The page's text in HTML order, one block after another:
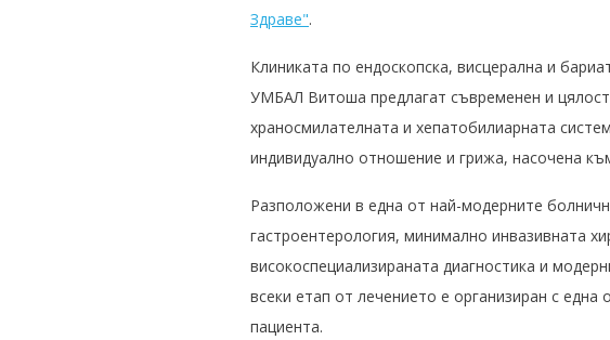
Здраве".
Клиниката по ендоскопска, висцерална и
УМБАЛ Витоша предлагат съвременен и
храносмилателната и хепатобилиарната
индивидуално отношение и грижа, насочена
Разположени в една от най-модерните
гастроентерология, минимално инвазивната
високоспециализираната диагностика и
всеки етап от лечението е организиран с
пациента.